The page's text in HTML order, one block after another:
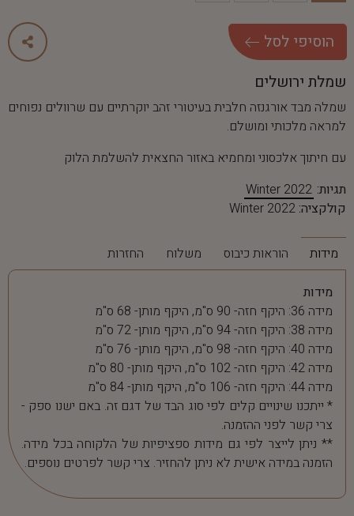
הוסיפי לסל
שמלת ירושלים
שמלה מבד אורגנזה חלבית בעיטורי זהב יוקרתיים עם שרוולים נפוחים
למראה מלכותי ומושלם.
עם חיתוך אלכסוני ומחמיא באזור החצאית להשלמת הלוק
תגיות: Winter 2022
קולקציה: Winter 2022
מידות הוראות כיבוס משלוח החזרות
מידות
מידה 36: היקף חזה- 90 ס"מ, היקף מותן- 68 ס"מ
מידה 38: היקף חזה- 94 ס"מ, היקף מותן- 72 ס"מ
מידה 40: היקף חזה- 98 ס"מ, היקף מותן- 76 ס"מ
מידה 42: היקף חזה- 102 ס"מ, היקף מותן- 80 ס"מ
מידה 44: היקף חזה- 106 ס"מ, היקף מותן- 84 ס"מ
* ייתכנו שינויים קלים לפי סוג הבד של דגם זה. באם ישנו ספק -
צרי קשר לפני ההזמנה.
** ניתן לייצר לפי גם מידות ספציפיות של הלקוחה בכל מידה.
הזמנה במידה אישית לא ניתן להחזיר. צרי קשר לפרטים נוספים.